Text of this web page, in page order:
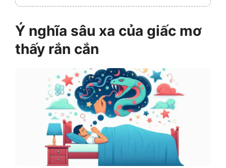
Ý nghĩa sâu xa của giấc mơ
thấy rắn cắn